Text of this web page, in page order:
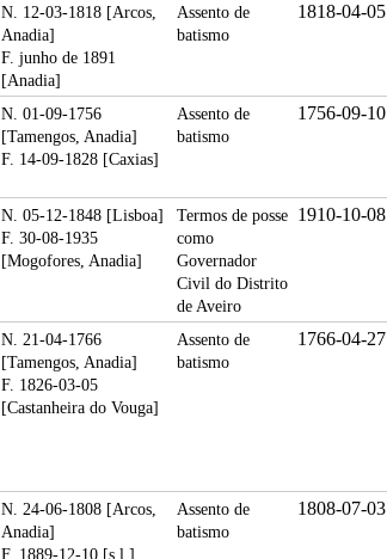
N. 12-03-1818 [Arcos,
Anadia]
F. junho de 1891
[Anadia]
Assento de
batismo
1818-04-05
N. 01-09-1756
[Tamengos, Anadia]
F. 14-09-1828 [Caxias]
Assento de
batismo
1756-09-10
N. 05-12-1848 [Lisboa]
F. 30-08-1935
[Mogofores, Anadia]
Termos de posse
como
Governador
Civil do Distrito
de Aveiro
1910-10-08
N. 21-04-1766
[Tamengos, Anadia]
F. 1826-03-05
[Castanheira do Vouga]
Assento de
batismo
1766-04-27
N. 24-06-1808 [Arcos,
Anadia]
F. 1889-12-10 [s.l.]
Assento de
batismo
1808-07-03